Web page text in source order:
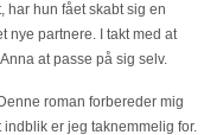
har hun fået skabt sig en
partnere. I takt med at
at passe på sig selv.
roman forbereder mig
er jeg taknemmelig for.